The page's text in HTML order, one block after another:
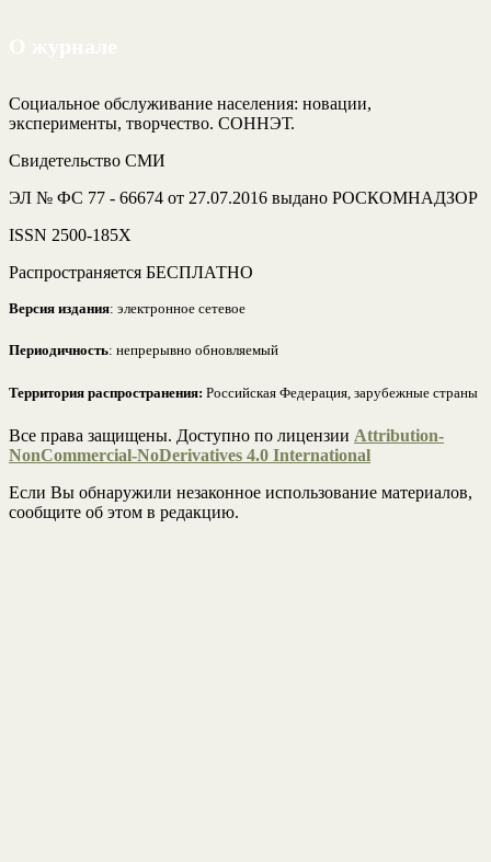
Социальное обслуживание населения: новации,
эксперименты, творчество. СОННЭТ.
Свидетельство СМИ
ЭЛ № ФС 77 - 66674 от 27.07.2016 выдано РОСКОМНАДЗОР
ISSN 2500-185Х
Распространяется БЕСПЛАТНО
Версия издания: электронное сетевое
Периодичность: непрерывно обновляемый
Территория распространения: Российская Федерация, зарубежные страны
Все права защищены. Доступно по лицензии Attribution-
NonCommercial-NoDerivatives 4.0 International
Если Вы обнаружили незаконное использование материалов,
сообщите об этом в редакцию.